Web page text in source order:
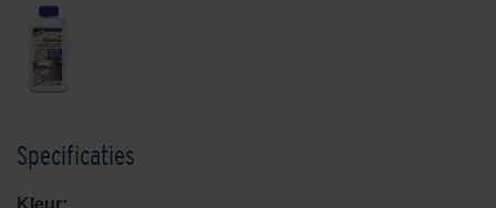
Specificaties
Kleur: